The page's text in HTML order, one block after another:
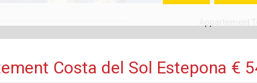
Costa del Sol Estepona €